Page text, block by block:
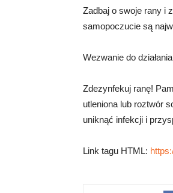
Zadbaj o swoje rany i
samopoczucie są
Wezwanie do
Zdezynfekuj ranę!
utleniona lub roztwór
uniknąć infekcji i
Link tagu HTML: